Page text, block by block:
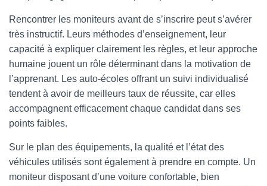
Rencontrer les moniteurs avant de s’inscrire peut s’avérer
très instructif. Leurs méthodes d’enseignement, leur
capacité à expliquer clairement les règles, et leur approche
humaine jouent un rôle déterminant dans la motivation de
l’apprenant. Les auto-écoles offrant un suivi individualisé
tendent à avoir de meilleurs taux de réussite, car elles
accompagnent efficacement chaque candidat dans ses
points faibles.
Sur le plan des équipements, la qualité et l’état des
véhicules utilisés sont également à prendre en compte. Un
moniteur disposant d’une voiture confortable, bien